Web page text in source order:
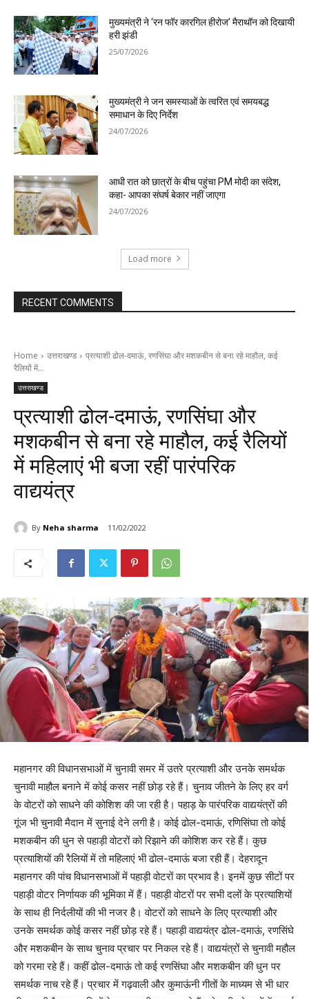
मुख्यमंत्री ने ‘रन फॉर कारगिल हीरोज’ मैराथॉन को दिखायी
हरी झंडी
25/07/2026
मुख्यमंत्री ने जन समस्याओं के त्वरित एवं समयबद्ध
समाधान के दिए निर्देश
24/07/2026
आधी रात को छात्रों के बीच पहुंचा PM मोदी का संदेश,
कहा- आपका संघर्ष बेकार नहीं जाएगा
24/07/2026
Load more
RECENT COMMENTS